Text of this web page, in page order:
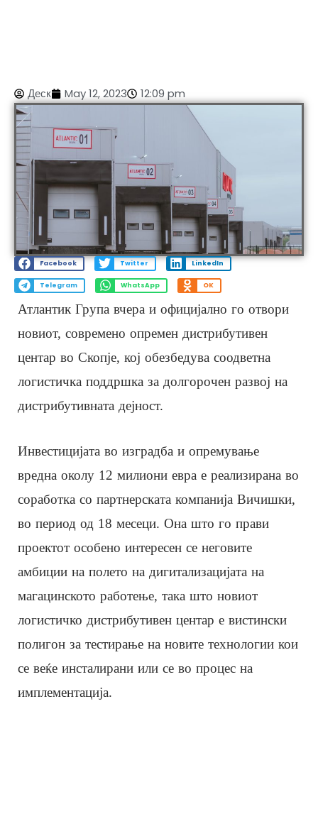
Деск May 12, 2023 12:09 pm
Facebook Twitter LinkedIn
Telegram WhatsApp OK
Атлантик Група вчера и официјално го отвори
новиот, современо опремен дистрибутивен
центар во Скопје, кој обезбедува соодветна
логистичка поддршка за долгорочен развој на
дистрибутивната дејност.
Инвестицијата во изградба и опремување
вредна околу 12 милиони евра е реализирана во
соработка со партнерската компанија Вичишки,
во период од 18 месеци. Она што го прави
проектот особено интересен се неговите
амбиции на полето на дигитализацијата на
магацинското работење, така што новиот
логистичко дистрибутивен центар е вистински
полигон за тестирање на новите технологии кои
се веќе инсталирани или се во процес на
имплементација.